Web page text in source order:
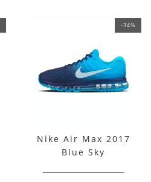
-34%
Nike Air Max 2017
Blue Sky